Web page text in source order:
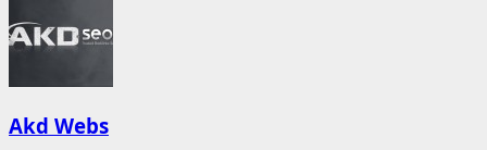
Akd Webs